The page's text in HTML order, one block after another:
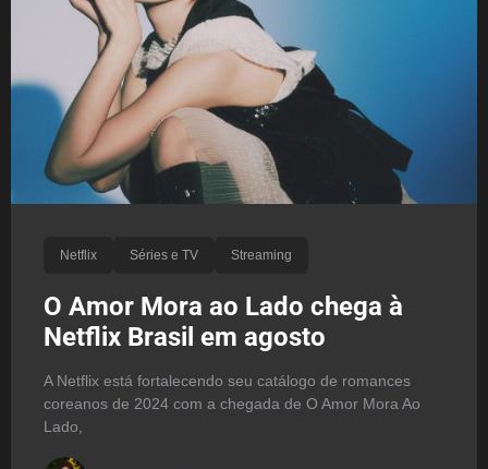
Netflix Séries e TV Streaming
O Amor Mora ao Lado chega à
Netflix Brasil em agosto
A Netflix está fortalecendo seu catálogo de romances
coreanos de 2024 com a chegada de O Amor Mora Ao
Lado,